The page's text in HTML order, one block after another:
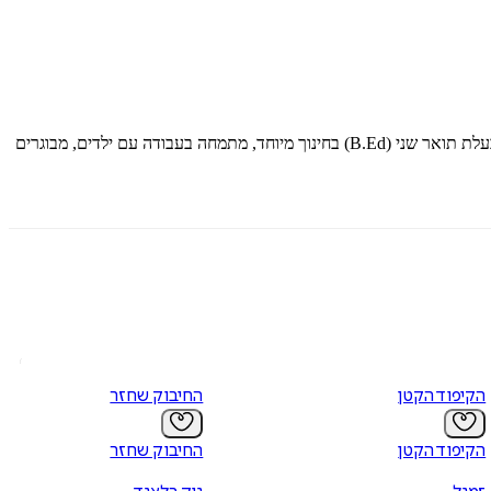
ן היא מטפלת רגשית בעזרת בעלי חיים בדירוג מומחית בכירה ומדריכה בכירה מטעם איגוד מ.ר.ח.ב – איגוד המטפלים בעזרת בעלי חיים, בעלת תואר שני (B.Ed) בחינוך מיוחד, מתמחה בעבודה עם ילדים, מבוגרים
הקיפוד הקטן
הקיפוד הקטן
החיבוק שחזר
החיבוק שחזר